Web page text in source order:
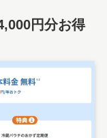
円分お得